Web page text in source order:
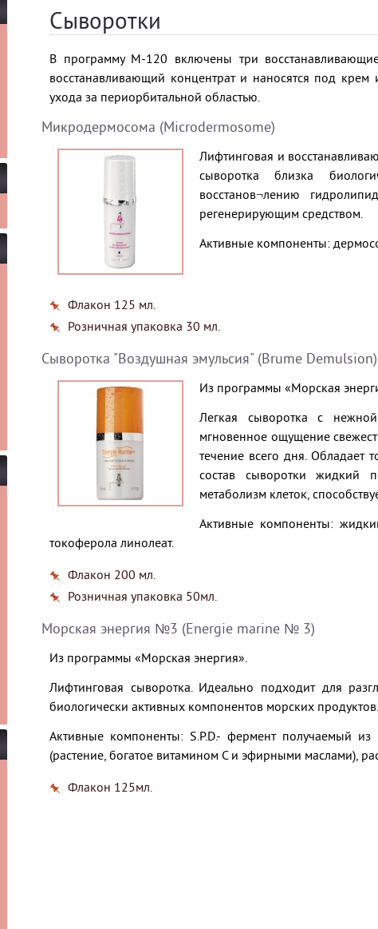
Сыворотки
В программу М-120 включены три
восстанавливающий концентрат и наносятся под
ухода за периорбитальной областью.
Микродермосома (Microdermosome)
Лифтинговая и
сыворотка близка
восстанов¬лению
регенерирующим средством.
Активные компоненты:
Флакон 125 мл.
Розничная упаковка 30 мл.
Сыворотка "Воздушная эмульсия" (Brume Demulsion)
Из программы «Морская
Легкая сыворотка с
мгновенное ощущение
течение всего дня. Обладает
состав сыворотки жидкий
метаболизм клеток,
Активные компоненты:
токоферола линолеат.
Флакон 200 мл.
Розничная упаковка 50мл.
Морская энергия №3 (Energie marine № 3)
Из программы «Морская энергия».
Лифтинговая сыворотка. Идеально подходит для
биологически активных компонентов морских
Активные компоненты: S.P.D.- фермент получаемый из
(растение, богатое витамином С и эфирными маслами),
Флакон 125мл.